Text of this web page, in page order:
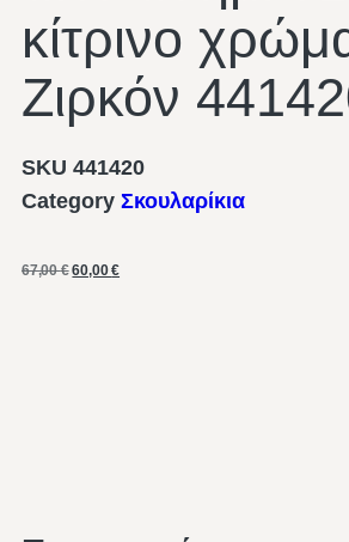
κίτρινο
Ζιρκόν
SKU 441420
Category Σκουλαρίκια
67,00€ 60,00€